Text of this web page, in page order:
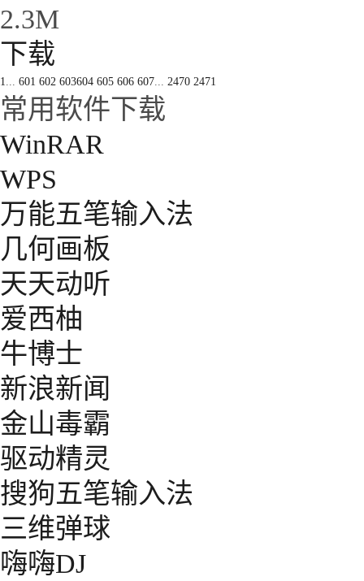
2.3M
下载
1... 601 602 603604 605 606 607... 2470 2471
常用软件下载
WinRAR
WPS
万能五笔输入法
几何画板
天天动听
爱西柚
牛博士
新浪新闻
金山毒霸
驱动精灵
搜狗五笔输入法
三维弹球
嗨嗨DJ